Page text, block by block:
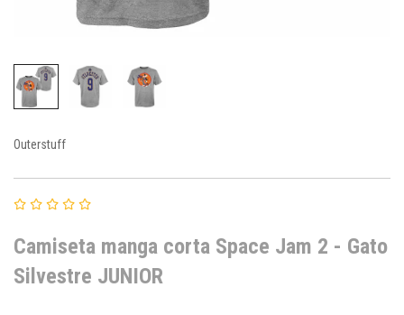
Outerstuff
Camiseta manga corta Space Jam 2 - Gato
Silvestre JUNIOR